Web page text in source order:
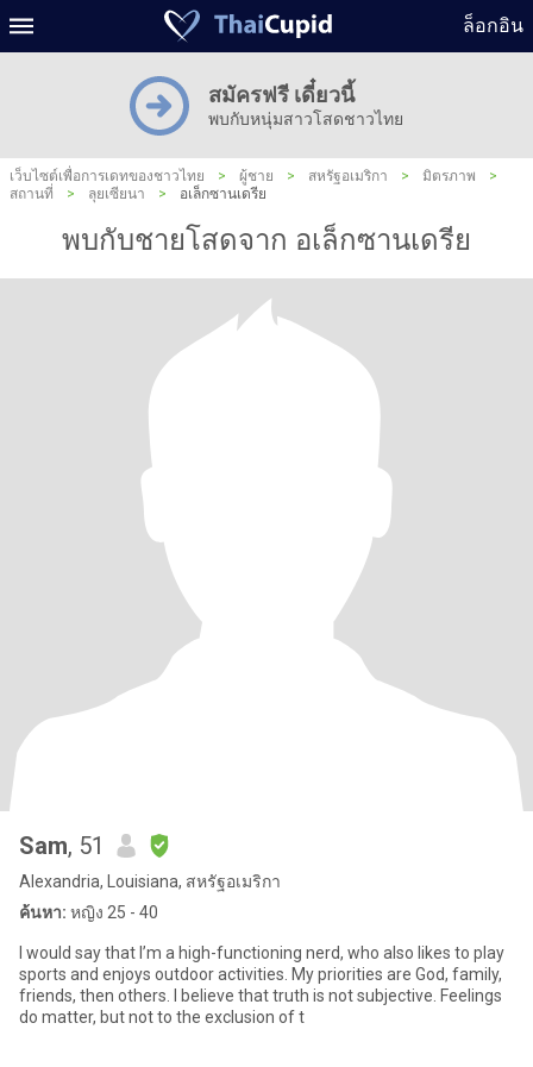
ล็อกอิน
สมัครฟรี เดี๋ยวนี้
พบกับหนุ่มสาวโสดชาวไทย
เว็บไซต์เพื่อการเดทของชาวไทย > ผู้ชาย > สหรัฐอเมริกา > มิตรภาพ
>
สถานที่
> ลุยเซียนา > อเล็กซานเดรีย
พบกับชายโสดจาก อเล็กซานเดรีย
Sam, 51
Alexandria, Louisiana, สหรัฐอเมริกา
ค้นหา: หญิง 25 - 40
I would say that I’m a high-functioning nerd, who also likes to play
sports and enjoys outdoor activities. My priorities are God, family,
friends, then others. I believe that truth is not subjective. Feelings
do matter, but not to the exclusion of t